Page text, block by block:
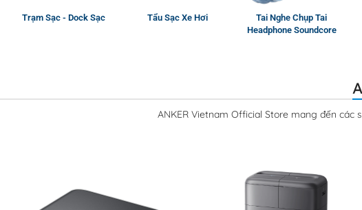
Trạm Sạc - Dock Sạc Tẩu Sạc Xe Hơi
Tai Nghe Chụp Tai
Headphone Soundcore
ANKER Vietnam Official Store mang đến